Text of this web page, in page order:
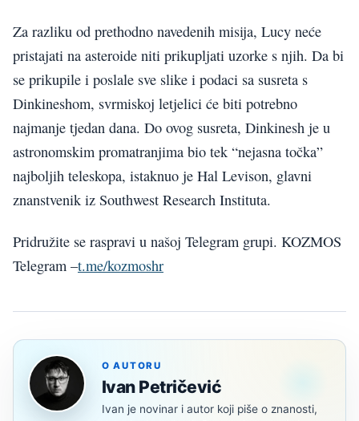
Za razliku od prethodno navedenih misija, Lucy neće
pristajati na asteroide niti prikupljati uzorke s njih. Da bi
se prikupile i poslale sve slike i podaci sa susreta s
Dinkineshom, svrmiskoj letjelici će biti potrebno
najmanje tjedan dana. Do ovog susreta, Dinkinesh je u
astronomskim promatranjima bio tek “nejasna točka”
najboljih teleskopa, istaknuo je Hal Levison, glavni
znanstvenik iz Southwest Research Instituta.
Pridružite se raspravi u našoj Telegram grupi. KOZMOS
Telegram –t.me/kozmoshr
O AUTORU
Ivan Petričević
Ivan je novinar i autor koji piše o znanosti,